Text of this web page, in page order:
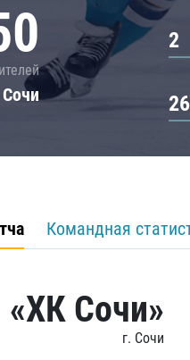
2
26
Командная
«ХК Сочи»
г. Сочи